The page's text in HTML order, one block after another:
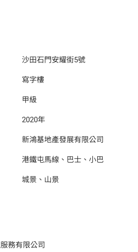
沙田石門安耀街5號
寫字樓
甲級
2020年
新鴻基地產發展有限公司
港鐵屯馬線、巴士、小巴
城景、山景
務有限公司